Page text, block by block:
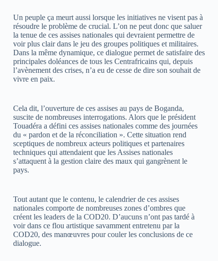
Un peuple ça meurt aussi lorsque les initiatives ne visent pas à
résoudre le problème de crucial. L’on ne peut donc que saluer
la tenue de ces assises nationales qui devraient permettre de
voir plus clair dans le jeu des groupes politiques et militaires.
Dans la même dynamique, ce dialogue permet de satisfaire des
principales doléances de tous les Centrafricains qui, depuis
l’avènement des crises, n’a eu de cesse de dire son souhait de
vivre en paix.
Cela dit, l’ouverture de ces assises au pays de Boganda,
suscite de nombreuses interrogations. Alors que le président
Touadéra a défini ces assises nationales comme des journées
du « pardon et de la réconciliation ». Cette situation rend
sceptiques de nombreux acteurs politiques et partenaires
techniques qui attendaient que les Assises nationales
s’attaquent à la gestion claire des maux qui gangrènent le
pays.
Tout autant que le contenu, le calendrier de ces assises
nationales comporte de nombreuses zones d’ombres que
créent les leaders de la COD20. D’aucuns n’ont pas tardé à
voir dans ce flou artistique savamment entretenu par la
COD20, des manœuvres pour couler les conclusions de ce
dialogue.